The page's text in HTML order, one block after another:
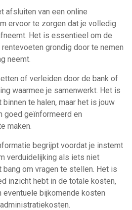
afsluiten van een online
ervoor te zorgen dat je volledig
Het is essentieel om de
grondig door te nemen
neemt.
of verleiden door de bank of
waarmee je samenwerkt. Het is
binnen te halen, maar het is jouw
goed geïnformeerd en
maken.
begrijpt voordat je instemt
verduidelijking als iets niet
om vragen te stellen. Het is
inzicht hebt in de totale kosten,
eventuele bijkomende kosten